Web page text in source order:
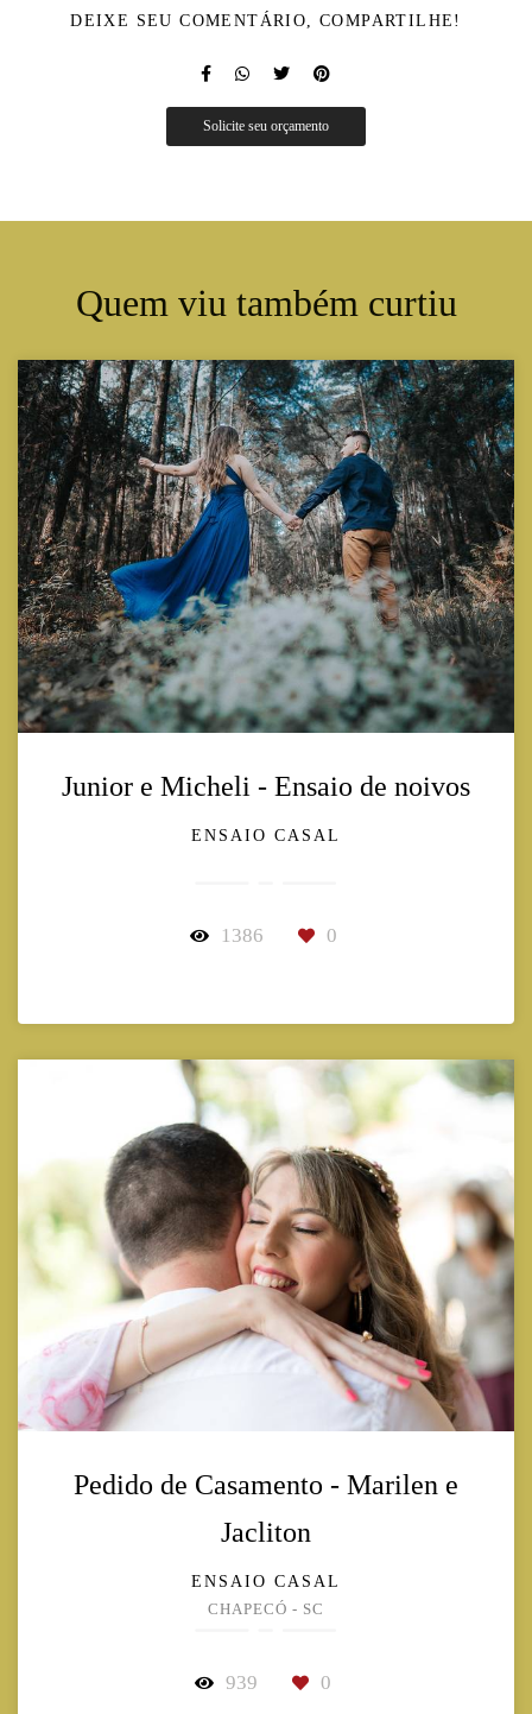
DEIXE SEU COMENTÁRIO, COMPARTILHE!
Solicite seu orçamento
Quem viu também curtiu
Junior e Micheli - Ensaio de noivos
ENSAIO CASAL
1386 0
Pedido de Casamento - Marilen e
Jacliton
ENSAIO CASAL
CHAPECÓ - SC
939 0